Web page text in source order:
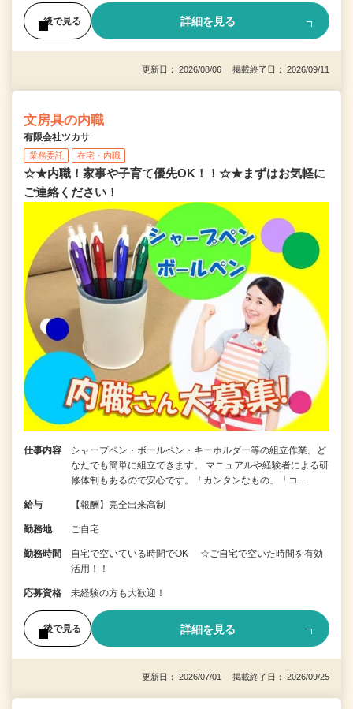
後で見る 詳細を見る
更新日： 2026/08/06 掲載終了日： 2026/09/11
文房具の内職
有限会社ツカサ
業務委託 在宅・内職
☆★内職！家事や子育て優先OK！！☆★まずはお気軽に
ご連絡ください！
仕事内容
シャープペン・ボールペン・キーホルダー等の組立作業。ど
なたでも簡単に組立できます。 マニュアルや経験者による研
修体制もあるので安心です。「カンタンなもの」「コ…
給与 【報酬】完全出来高制
勤務地 ご自宅
勤務時間
自宅で空いている時間でOK ☆ご自宅で空いた時間を有効
活用！！
応募資格 未経験の方も大歓迎！
後で見る 詳細を見る
更新日： 2026/07/01 掲載終了日： 2026/09/25